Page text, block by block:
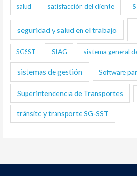
salud satisfacción del cliente
seguridad y salud en el trabajo
SGSST SIAG sistema general
sistemas de gestión Software
Superintendencia de Transportes
tránsito y transporte SG-SST